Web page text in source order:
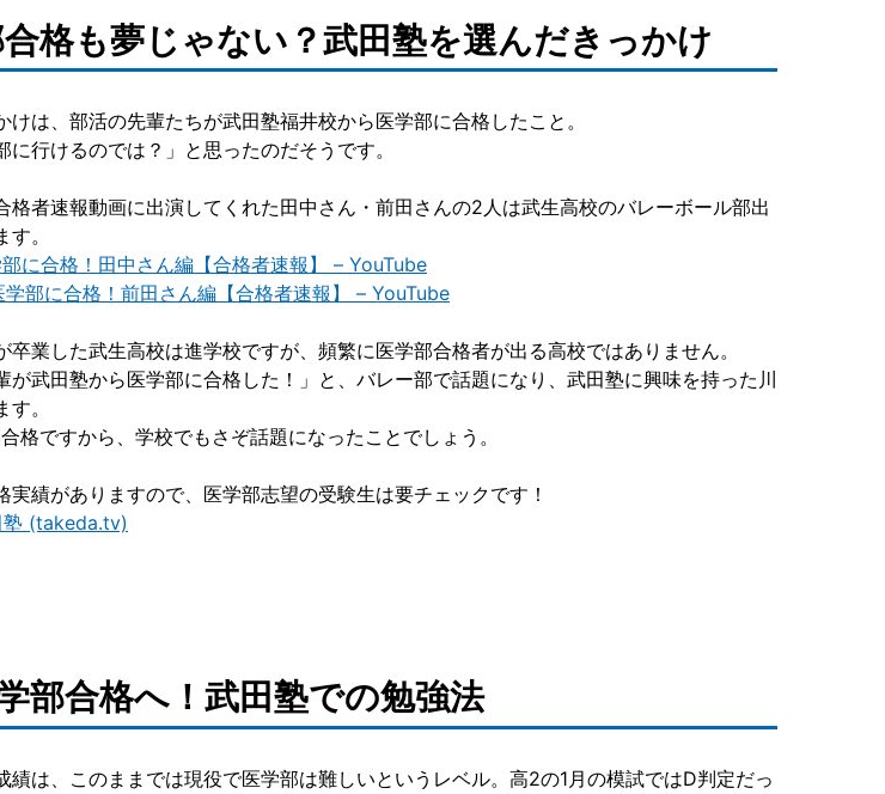
格も夢じゃない？武田塾を選んだきっかけ
は、部活の先輩たちが武田塾福井校から医学部に合格したこと。
に行けるのでは？」と思ったのだそうです。
格者速報動画に出演してくれた田中さん・前田さんの2人は武生高校のバレーボール部出
。
部に合格！田中さん編【合格者速報】 – YouTube
学部に合格！前田さん編【合格者速報】 – YouTube
業した武生高校は進学校ですが、頻繁に医学部合格者が出る高校ではありません。
が武田塾から医学部に合格した！」と、バレー部で話題になり、武田塾に興味を持った川
。
格ですから、学校でもさぞ話題になったことでしょう。
績がありますので、医学部志望の受験生は要チェックです！
塾 (takeda.tv)
部合格へ！武田塾での勉強法
績は、このままでは現役で医学部は難しいというレベル。高2の1月の模試ではD判定だっ